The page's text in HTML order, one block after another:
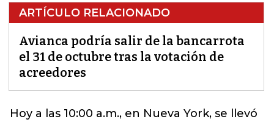
ARTÍCULO RELACIONADO
Avianca podría salir de la bancarrota
el 31 de octubre tras la votación de
acreedores
Hoy a las 10:00 a.m., en Nueva York, se llevó